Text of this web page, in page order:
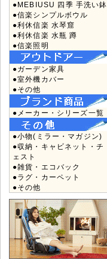
●MEBIUSU 四季 手洗い鉢
●信楽シンプルボウル
●利休信楽 水琴窟
●利休信楽 水瓶 蹲
●信楽照明
●ガーデン家具
●室外機カバー
●その他
●メーカー・シリーズ一覧
●小物(ミラー・マガジン)
●収納・キャビネット・チ
ェスト
●雑貨・エコバック
●ラグ・カーペット
●その他